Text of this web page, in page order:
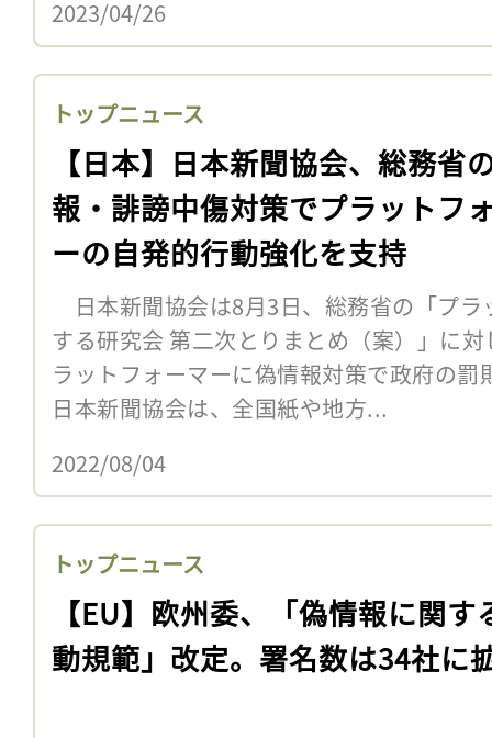
2023/04/26
トップニュース
【日本】日本新聞協会、総務省
報・誹謗中傷対策でプラットフ
ーの自発的行動強化を支持
日本新聞協会は8月3日、総務省の「プラ
する研究会 第二次とりまとめ（案）」に
ラットフォーマーに偽情報対策で政府の
日本新聞協会は、全国紙や地方...
2022/08/04
トップニュース
【EU】欧州委、「偽情報に関す
動規範」改定。署名数は34社に